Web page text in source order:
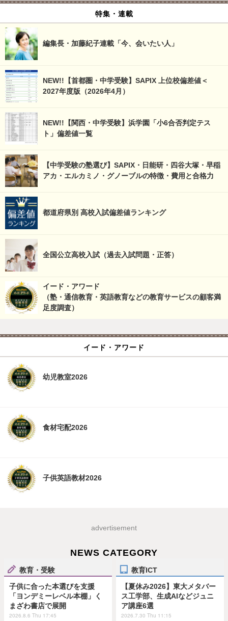
特集・連載
編集長・加藤紀子連載「今、会いたい人」
NEW!!【首都圏・中学受験】SAPIX 上位校偏差値＜
2027年度版（2026年4月）
NEW!!【関西・中学受験】浜学園「小6合否判定テス
ト」偏差値一覧
【中学受験の塾選び】SAPIX・日能研・四谷大塚・早稲
アカ・エルカミノ・グノーブルの特徴・費用と合格力
都道府県別 高校入試偏差値ランキング
全国公立高校入試（過去入試問題・正答）
イード・アワード
（塾・通信教育・英語教育などの教育サービスの顧客満
足度調査）
イード・アワード
幼児教室2026
食材宅配2026
子供英語教材2026
advertisement
NEWS CATEGORY
教育・受験
子供に合った本選びを支援
「ヨンデミーレベル本棚」く
まざわ書店で展開
2026.8.6 Thu 17:45
教育ICT
【夏休み2026】東大メタバー
ス工学部、生成AIなどジュニ
ア講座6選
2026.7.30 Thu 11:15